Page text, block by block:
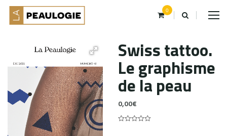
0
Swiss tattoo.
Le graphisme
de la peau
0,00€